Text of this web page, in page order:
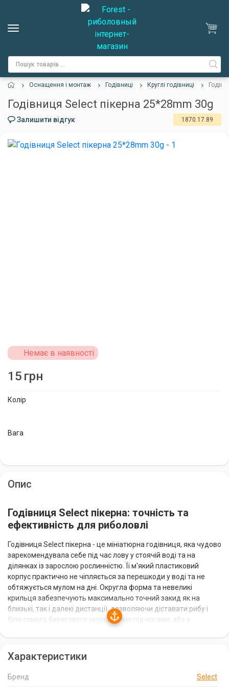
Оснащення і монтаж Годівниці Круглі годівниці
Годівниця Select пікерна 25*28mm 30g
Залишити відгук 1870.17.89
Колір
Вага
Немає в наявності
15 грн
Опис
Годівниця Select пікерна: точність та
ефективність для риболовлі
Годівниця Select пікерна - це мініатюрна годівниця, яка чудово
зарекомендувала себе під час лову у стоячій воді та на
ділянках із зарослою рослинністю. Її м'який пластиковий
корпус практично не чіпляється за перешкоди у воді та не
обтяжується мулом на дні. Округла форма та невеликі
крильця забезпечують максимально точний закид як на
близькі, так і далекі дистанції, дозволяючи діставати рибу і
біля самого берегового укосу, прямо під ногами, або з
Особливості годівниці Select пікерної:
Точність закиду:
Округла форма та невеликі крильця
Характеристики
Бренд Select